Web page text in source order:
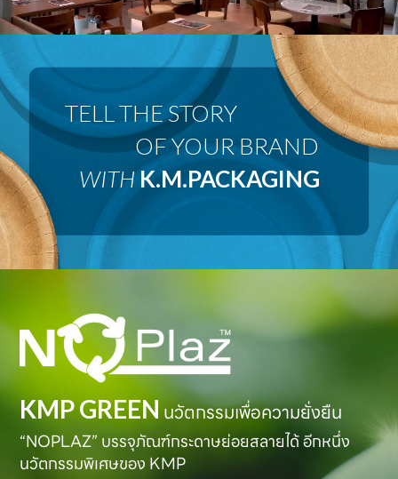
OF YOUR BRAND
WITHK.M.PACKAGING
KMP GREEN นวัตกรรมเพื่อความยั่งยืน
“NOPLAZ” บรรจุภัณฑ์กระดาษย่อยสลายได้ อีกหนึ่ง
นวัตกรรมพิเศษของ KMP